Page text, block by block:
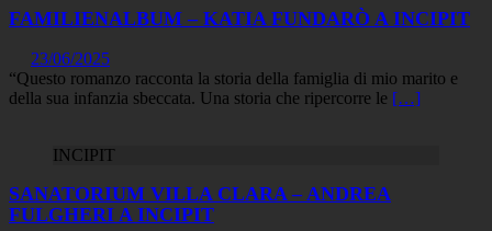
FAMILIENALBUM – KATIA FUNDARÒ A INCIPIT
23/06/2025
“Questo romanzo racconta la storia della famiglia di mio marito e
della sua infanzia sbeccata. Una storia che ripercorre le […]
INCIPIT
SANATORIUM VILLA CLARA – ANDREA
FULGHERI A INCIPIT